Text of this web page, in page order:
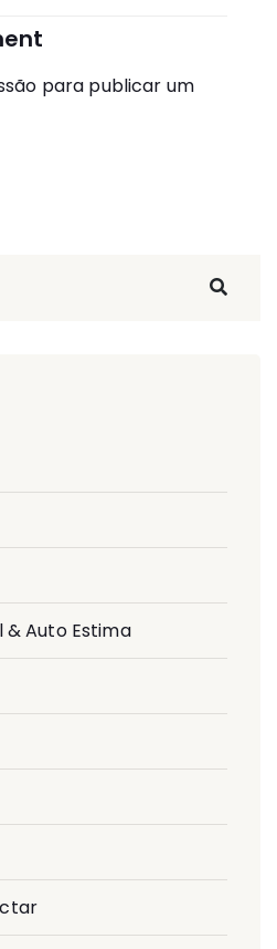
para publicar um
Auto Estima